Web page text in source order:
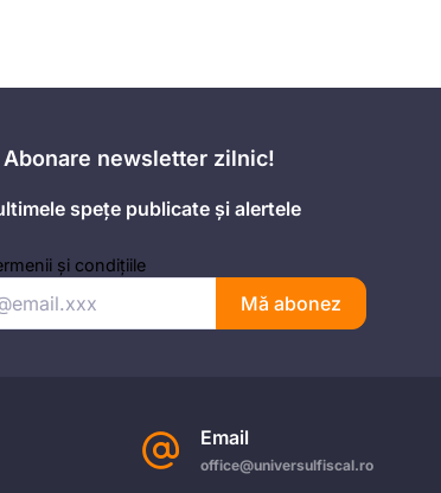
Abonare newsletter zilnic!
spețe publicate și alertele
și condițiile
Mă abonez
Email
office@universulfiscal.ro